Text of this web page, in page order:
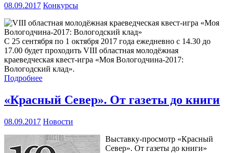
08.09.2017 Конкурсы
С 25 сентября по 1 октября 2017 года ежедневно с 14.30 до
17.00 будет проходить VIII областная молодёжная
краеведческая квест-игра «Моя Вологодчина-2017:
Вологодский клад».
Подробнее
«Красный Север». От газеты до книги
08.09.2017 Новости
Выставку-просмотр «Красный
Север». От газеты до книги»